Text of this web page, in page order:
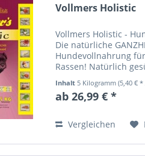
Vollmers Holistic
Vollmers Holistic -
Die natürliche
Hundevollnahrung
Rassen! Natürlich
Lammfleisch)
Zutaten (Kräuter,
Inhalt 5 Kilogramm(5,40 €
ab 26,99 € *
Vergleichen